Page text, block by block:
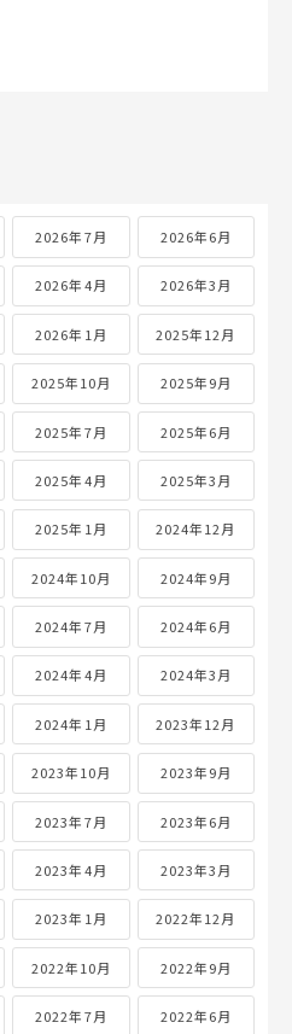
2026年7月 2026年6月
2026年4月 2026年3月
2026年1月 2025年12月
2025年10月 2025年9月
2025年7月 2025年6月
2025年4月 2025年3月
2025年1月 2024年12月
2024年10月 2024年9月
2024年7月 2024年6月
2024年4月 2024年3月
2024年1月 2023年12月
2023年10月 2023年9月
2023年7月 2023年6月
2023年4月 2023年3月
2023年1月 2022年12月
2022年10月 2022年9月
2022年7月 2022年6月